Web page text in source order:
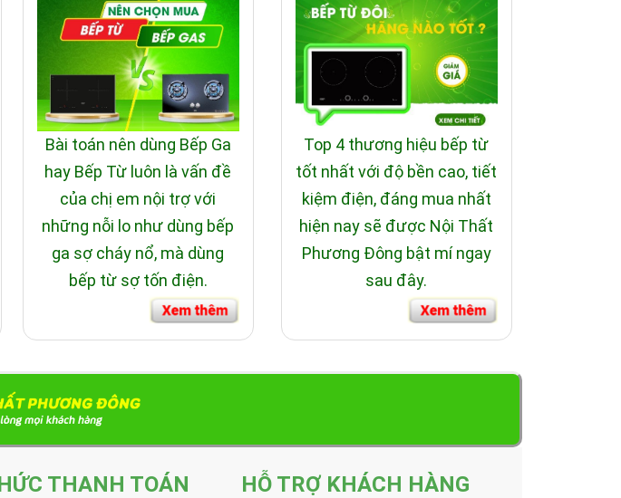
Bài toán nên dùng Bếp Ga
hay Bếp Từ luôn là vấn đề
của chị em nội trợ với
những nỗi lo như dùng bếp
ga sợ cháy nổ, mà dùng
bếp từ sợ tốn điện.
Top 4 thương hiệu bếp từ
tốt nhất với độ bền cao, tiết
kiệm điện, đáng mua nhất
hiện nay sẽ được Nội Thất
Phương Đông bật mí ngay
sau đây.
THANH TOÁN HỖ TRỢ KHÁCH HÀNG